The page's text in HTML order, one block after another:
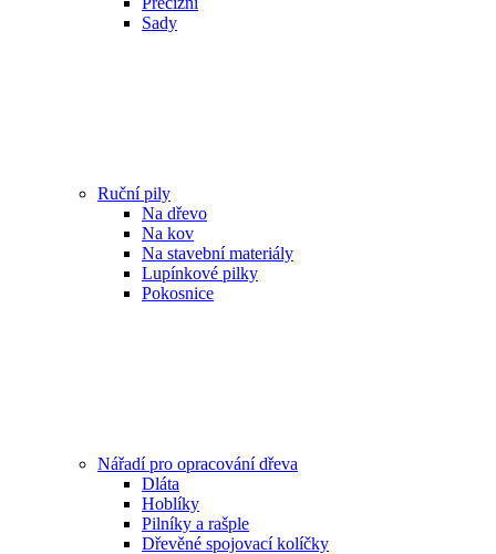
Sady
Ruční pily
Na dřevo
Na kov
Na stavební materiály
Lupínkové pilky
Pokosnice
Nářadí pro opracování dřeva
Dláta
Hoblíky
Pilníky a rašple
Dřevěné spojovací kolíčky